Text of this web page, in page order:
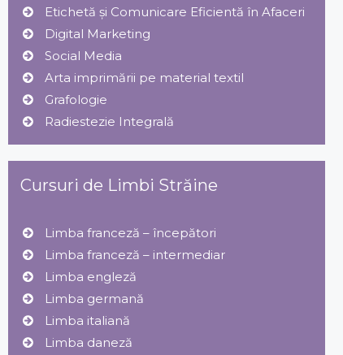
Etichetă și Comunicare Eficientă în Afaceri
Digital Marketing
Social Media
Arta imprimării pe material textil
Grafologie
Radiestezie Integrală
Cursuri de Limbi Străine
Limba franceză – începători
Limba franceză – intermediar
Limba engleză
Limba germană
Limba italiană
Limba daneză